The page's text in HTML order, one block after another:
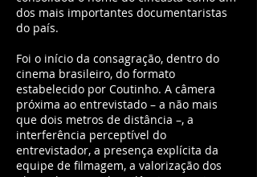
dos mais importantes documentaristas
do país.
Foi o início da consagração, dentro do
cinema brasileiro, do formato
estabelecido por Coutinho. A câmera
próxima ao entrevistado – a não mais
que dois metros de distância –, a
interferência perceptível do
entrevistador, a presença explícita da
equipe de filmagem, a valorização dos